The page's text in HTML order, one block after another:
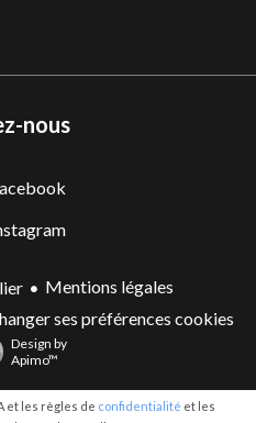
nous
Mentions légales
ses préférences cookies
Design by
Apimo™
et les règles de confidentialité et les